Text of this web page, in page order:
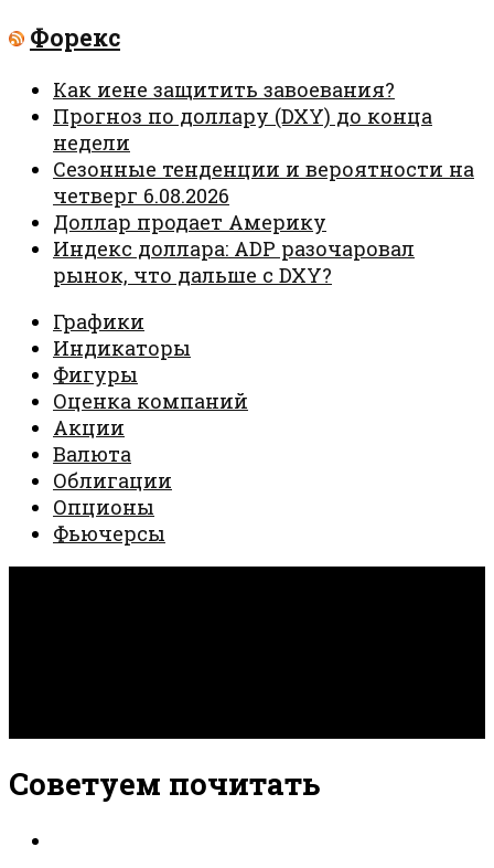
Форекс
Как иене защитить завоевания?
Прогноз по доллару (DXY) до конца
недели
Сезонные тенденции и вероятности на
четверг 6.08.2026
Доллар продает Америку
Индекс доллара: ADP разочаровал
рынок, что дальше с DXY?
Графики
Индикаторы
Фигуры
Оценка компаний
Акции
Валюта
Облигации
Опционы
Фьючерсы
Советуем почитать